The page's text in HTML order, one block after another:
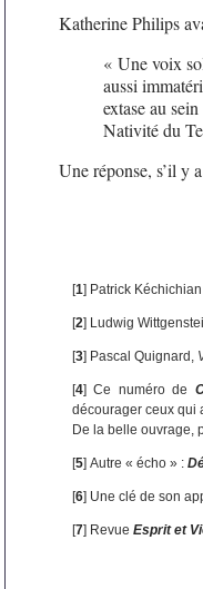
Katherine Philips
« Une voix
aussi
extase au
Nativité du
Une réponse, s’il y
[1] Patrick
[2] Ludwig
[3] Pascal Quignard,
[4]Ce numéro de
décourager ceux qui
De la belle ouvrage,
[5] Autre « écho » :
[6] Une clé de son
[7] Revue Esprit et